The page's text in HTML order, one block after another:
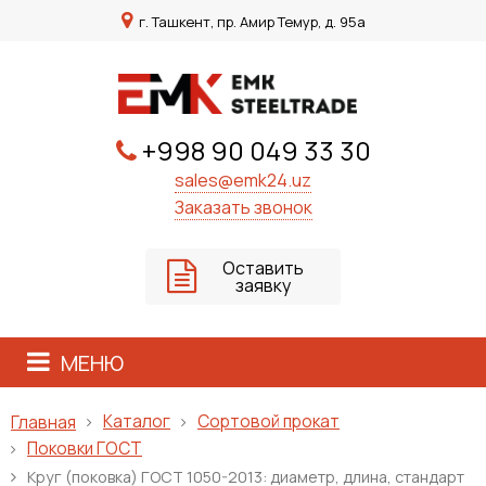
г. Ташкент, пр. Амир Темур, д. 95а
+998 90 049 33 30
sales@emk24.uz
Заказать звонок
Оставить
заявку
МЕНЮ
Главная Каталог
Сортовой прокат
Поковки ГОСТ
Круг (поковка) ГОСТ 1050-2013: диаметр, длина, стандарт